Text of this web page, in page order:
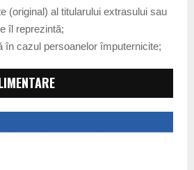
(original) al titularului extrasului sau
îl reprezintă;
în cazul persoanelor împuternicite;